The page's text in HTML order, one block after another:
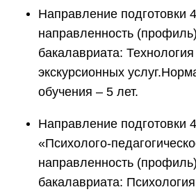
Направление подготовки
направленность
бакалавриата:
экскурсионных
обучения – 5 лет.
Направление подготовки
«Психолого-
направленность
бакалавриата: Психология